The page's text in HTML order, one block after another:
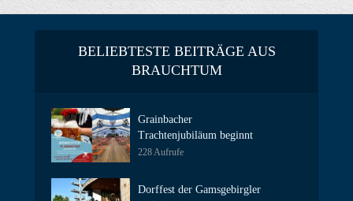
BELIEBTESTE BEITRÄGE AUS
BRAUCHTUM
Grainbacher
Trachtenjubiläum beginnt
228 Aufrufe
Dorffest der Gamsgebirgler